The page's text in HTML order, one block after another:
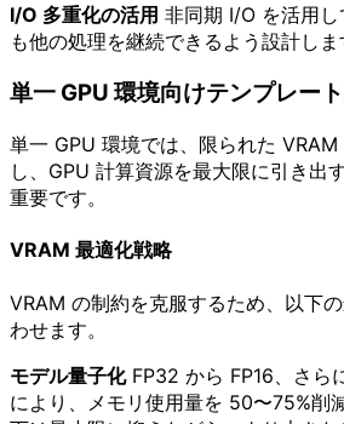
I/O 多重化の活用 非同期 I/O を活用
も他の処理を継続できるよう設計しま
単一 GPU 環境向けテンプレー
単一 GPU 環境では、限られた
し、GPU 計算資源を最大限に引き出
重要です。
VRAM 最適化戦略
VRAM の制約を克服するため、以下
わせます。
モデル量子化FP32 から FP16、さら
により、メモリ使用量を 50〜75%削